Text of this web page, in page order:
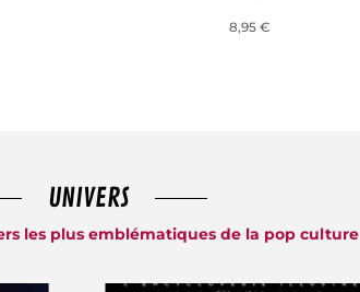
8,95 €
UNIVERS
les plus emblématiques de la pop culture